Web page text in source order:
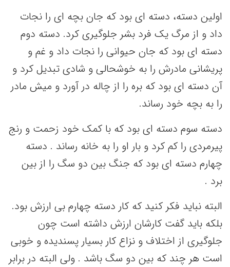
اولین دسته، دسته ای بود که جان بچه ای را نجات
داد و از مرگ یک فرد بشر جلوگیری کرد. دسته دوم
دسته ای بود که جان حیوانی را نجات داد و غم و
پریشانی مادرش را به خوشحالی و شادی تبدیل کرد و
آن دسته ای بود که بره را از چاله در آورد و میش مادر
را به بچه خود رساند.
دسته سوم دسته ای بود که با کمک خود زحمت و رنج
پیرمردی را کم کرد و بار او را به خانه رساند . دسته
چهارم دسته ای بود که جنگ بین دو سگ را از بین
برد .
البته نباید فکر کنید که کار دسته چهارم بی ارزش بود.
بلکه باید گفت کارشان ارزش داشته است چون
جلوگیری از اختلاف و نزاع کار بسیار پسندیده و خوبی
است هر چند که بین دو سگ باشد . ولی البته در برابر